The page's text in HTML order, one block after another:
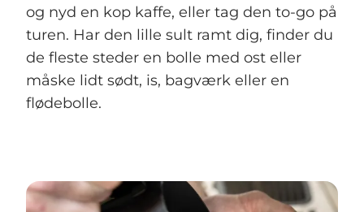
og nyd en kop kaffe, eller tag den to-go på
turen. Har den lille sult ramt dig, finder du
de fleste steder en bolle med ost eller
måske lidt sødt, is, bagværk eller en
flødebolle.